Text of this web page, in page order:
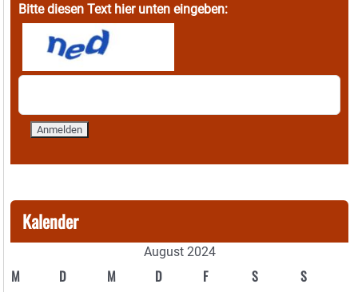
Bitte diesen Text hier unten eingeben:
Kalender
August 2024
M D M D F S S